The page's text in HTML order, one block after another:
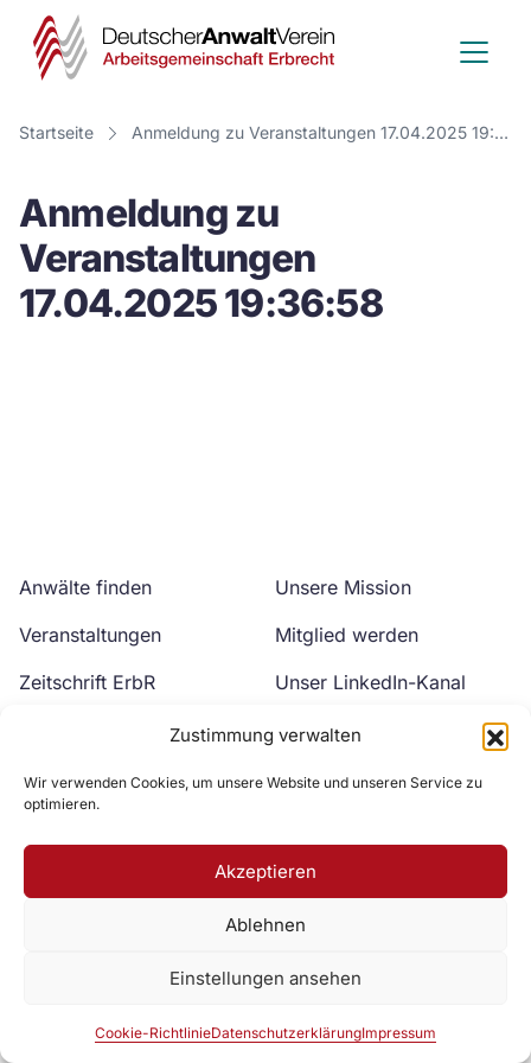
Zustimmung verwalten
Wir verwenden Cookies, um unsere Website und unseren Service zu
optimieren.
Akzeptieren
Ablehnen
Einstellungen ansehen
Cookie-RichtlinieDatenschutzerklärungImpressum
Deutscher
Anwalt
Verein
Startseite Anmeldung zu Veranstaltungen 17.04.2025 19:36:58
Anmeldung zu
Veranstaltungen
17.04.2025 19:36:58
Anwälte finden
Veranstaltungen
Zeitschrift ErbR
Unsere Mission
Mitglied werden
Unser LinkedIn-Kanal
Unser YouTube-Kanal
Zur DAV Webseite